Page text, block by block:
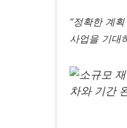
“정확한 계
사업을 기대